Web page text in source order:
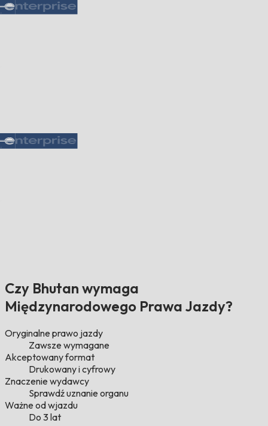
Czy Bhutan wymaga
Międzynarodowego Prawa Jazdy?
Oryginalne prawo jazdy
Zawsze wymagane
Akceptowany format
Drukowany i cyfrowy
Znaczenie wydawcy
Sprawdź uznanie organu
Ważne od wjazdu
Do 3 lat